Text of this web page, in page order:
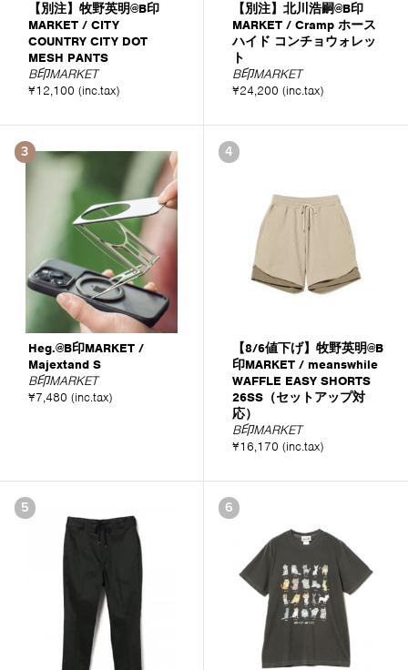
【別注】牧野英明@B印
MARKET / CITY
COUNTRY CITY DOT
MESH PANTS
B印MARKET
¥12,100 (inc.tax)
【別注】北川浩嗣@B印
MARKET / Cramp ホース
ハイド コンチョウォレッ
ト
B印MARKET
¥24,200 (inc.tax)
3
Heg.@B印MARKET /
Majextand S
B印MARKET
¥7,480 (inc.tax)
4
【8/6値下げ】牧野英明@B
印MARKET / meanswhile
WAFFLE EASY SHORTS
26SS（セットアップ対
応）
B印MARKET
¥16,170 (inc.tax)
5 6